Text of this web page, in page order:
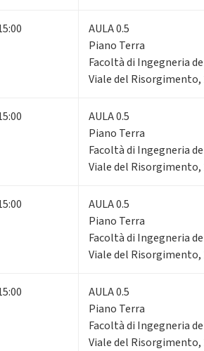
AULA 0.5
Piano Terra
Facoltà di Ingegneria
Viale del Risorgimento,
AULA 0.5
Piano Terra
Facoltà di Ingegneria
Viale del Risorgimento,
AULA 0.5
Piano Terra
Facoltà di Ingegneria
Viale del Risorgimento,
AULA 0.5
Piano Terra
Facoltà di Ingegneria
Viale del Risorgimento,